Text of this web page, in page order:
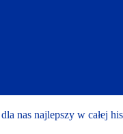
nas najlepszy w całej